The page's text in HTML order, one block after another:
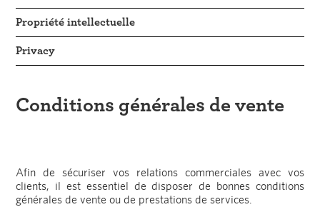
Conditions générales de vente
Afin de sécuriser vos relations commerciales avec vos
clients, il est essentiel de disposer de bonnes conditions
générales de vente ou de prestations de services.
Propriété intellectuelle
Privacy